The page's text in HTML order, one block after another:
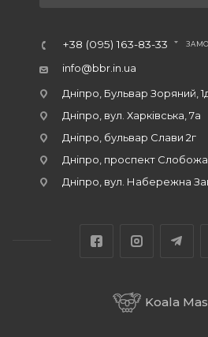
+38 (095) 163-83-33
info@bbr.in.ua
Дніпро, Бульвар Зоряний,
Дніпро, вул. Харківська, 7а
Дніпро, бульвар Слави 2г
Дніпро, проспект
Дніпро, вул. Набережна
Koala